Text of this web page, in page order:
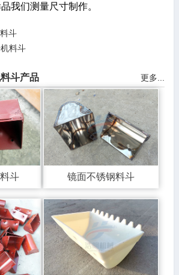
我们测量尺寸制作。
斗
料斗
斗产品 更多...
斗 镜面不锈钢料斗